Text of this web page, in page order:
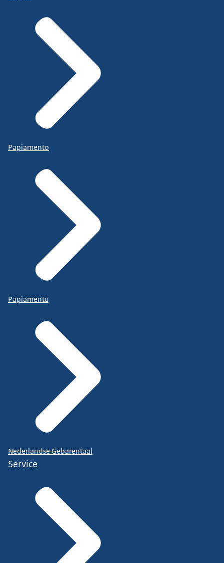
Papiamento
Papiamentu
Nederlandse Gebarentaal
Service